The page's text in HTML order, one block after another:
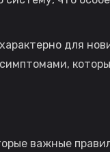
для
важные